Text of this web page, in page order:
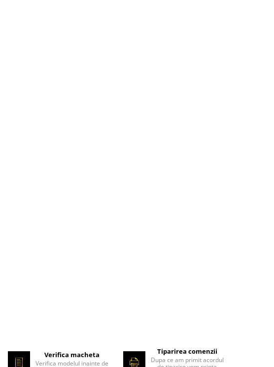
Verifica macheta
Verifica modelul inainte de
Tiparirea comenzii
Dupa ce am primit acordul